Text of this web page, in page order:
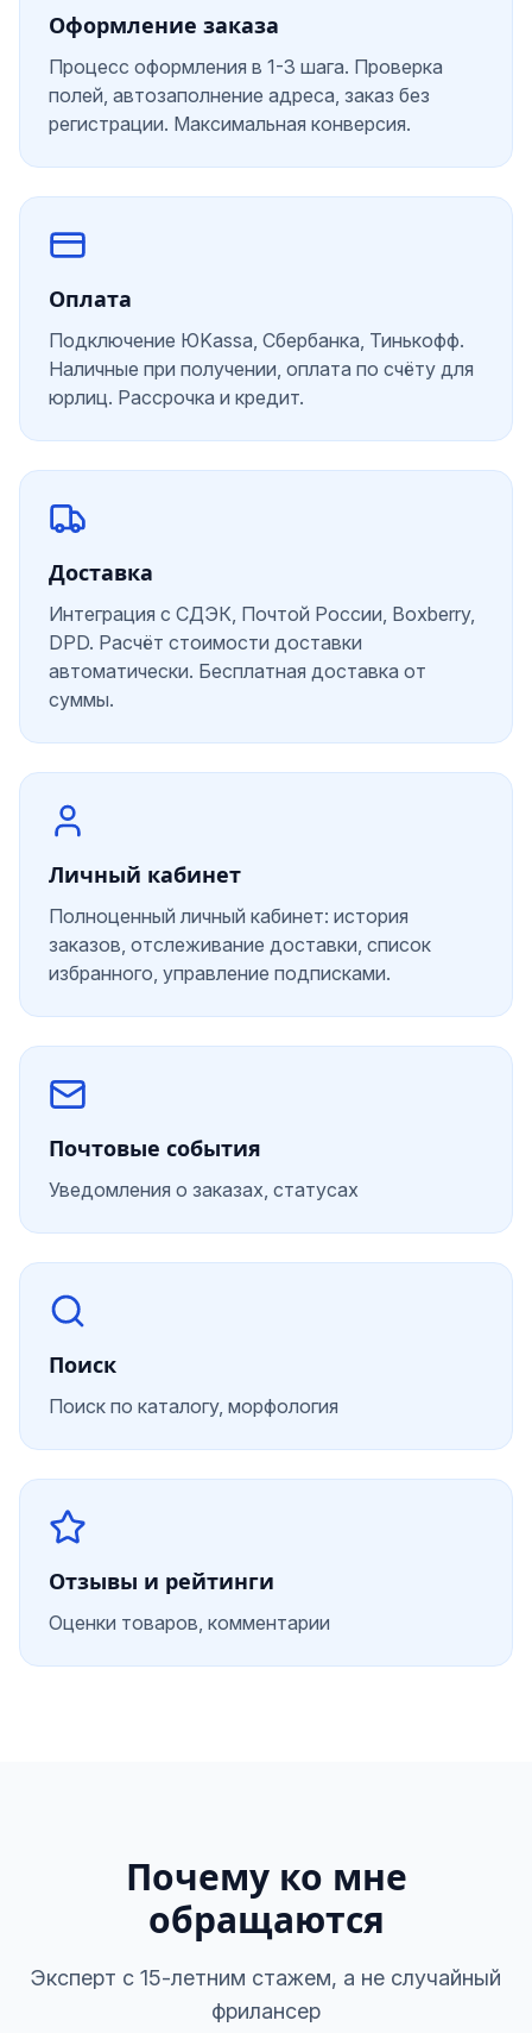
Оформление заказа
Процесс оформления в 1-3 шага. Проверка
полей, автозаполнение адреса, заказ без
регистрации. Максимальная конверсия.
Оплата
Подключение ЮKassa, Сбербанка, Тинькофф.
Наличные при получении, оплата по счёту для
юрлиц. Рассрочка и кредит.
Доставка
Интеграция с СДЭК, Почтой России, Boxberry,
DPD. Расчёт стоимости доставки
автоматически. Бесплатная доставка от
суммы.
Личный кабинет
Полноценный личный кабинет: история
заказов, отслеживание доставки, список
избранного, управление подписками.
Почтовые события
Уведомления о заказах, статусах
Поиск
Поиск по каталогу, морфология
Отзывы и рейтинги
Оценки товаров, комментарии
Почему ко мне
обращаются
Эксперт с 15-летним стажем, а не случайный
фрилансер